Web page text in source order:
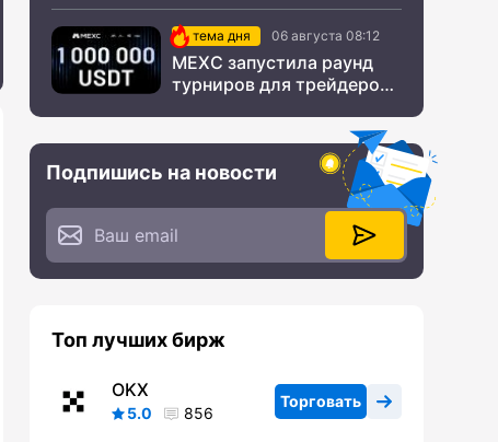
СНГтема дня 06 августа 08:12
MEXC запустила раунд
турниров для трейдеров
Подпишись на новости
Топ лучших бирж
OKX
5.0 856
Торговать